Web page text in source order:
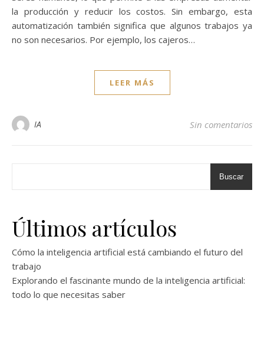
la producción y reducir los costos. Sin embargo, esta
automatización también significa que algunos trabajos ya
no son necesarios. Por ejemplo, los cajeros…
LEER MÁS
IA Sin comentarios
Buscar
Últimos artículos
Cómo la inteligencia artificial está cambiando el futuro del
trabajo
Explorando el fascinante mundo de la inteligencia artificial:
todo lo que necesitas saber